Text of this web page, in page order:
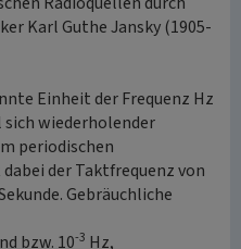
Karl Guthe Jansky (1905-
Einheit der Frequenz Hz
wiederholender
periodischen
der Taktfrequenz von
Gebräuchliche
bzw. 10-3 Hz,